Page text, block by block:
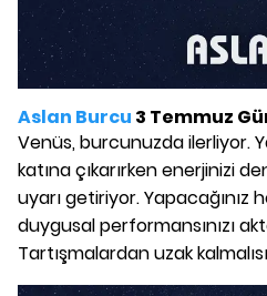
Aslan Burcu 3 Temmuz
Venüs, burcunuzda ilerliyor.
katına çıkarırken enerjinizi
uyarı getiriyor. Yapacağınız
duygusal performansınızı
Tartışmalardan uzak